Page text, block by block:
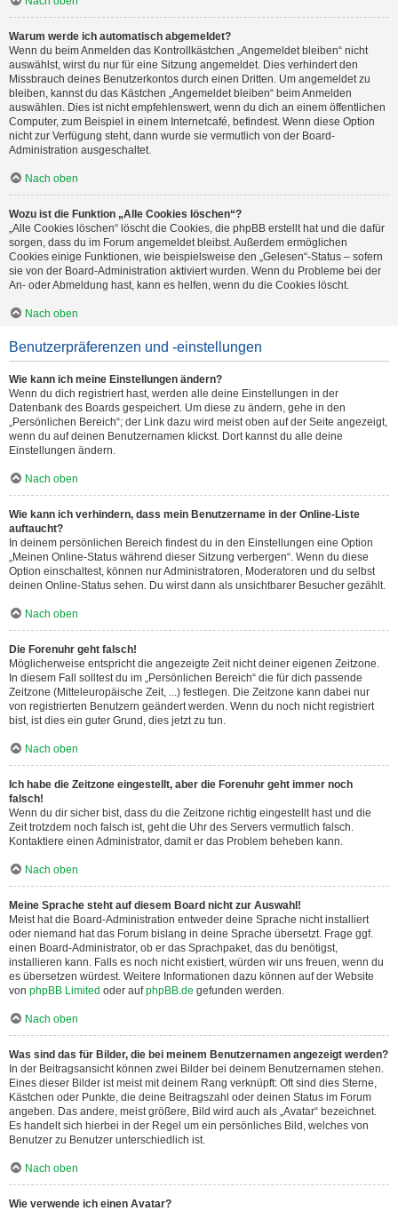
Warum werde ich automatisch abgemeldet?
Wenn du beim Anmelden das Kontrollkästchen „Angemeldet bleiben“ nicht
auswählst, wirst du nur für eine Sitzung angemeldet. Dies verhindert den
Missbrauch deines Benutzerkontos durch einen Dritten. Um angemeldet zu
bleiben, kannst du das Kästchen „Angemeldet bleiben“ beim Anmelden
auswählen. Dies ist nicht empfehlenswert, wenn du dich an einem öffentlichen
Computer, zum Beispiel in einem Internetcafé, befindest. Wenn diese Option
nicht zur Verfügung steht, dann wurde sie vermutlich von der Board-
Administration ausgeschaltet.
Nach oben
Wozu ist die Funktion „Alle Cookies löschen“?
„Alle Cookies löschen“ löscht die Cookies, die phpBB erstellt hat und die dafür
sorgen, dass du im Forum angemeldet bleibst. Außerdem ermöglichen
Cookies einige Funktionen, wie beispielsweise den „Gelesen“-Status – sofern
sie von der Board-Administration aktiviert wurden. Wenn du Probleme bei der
An- oder Abmeldung hast, kann es helfen, wenn du die Cookies löscht.
Nach oben
Benutzerpräferenzen und -einstellungen
Wie kann ich meine Einstellungen ändern?
Wenn du dich registriert hast, werden alle deine Einstellungen in der
Datenbank des Boards gespeichert. Um diese zu ändern, gehe in den
„Persönlichen Bereich“; der Link dazu wird meist oben auf der Seite angezeigt,
wenn du auf deinen Benutzernamen klickst. Dort kannst du alle deine
Einstellungen ändern.
Nach oben
Wie kann ich verhindern, dass mein Benutzername in der Online-Liste
auftaucht?
In deinem persönlichen Bereich findest du in den Einstellungen eine Option
„Meinen Online-Status während dieser Sitzung verbergen“. Wenn du diese
Option einschaltest, können nur Administratoren, Moderatoren und du selbst
deinen Online-Status sehen. Du wirst dann als unsichtbarer Besucher gezählt.
Nach oben
Die Forenuhr geht falsch!
Möglicherweise entspricht die angezeigte Zeit nicht deiner eigenen Zeitzone.
In diesem Fall solltest du im „Persönlichen Bereich“ die für dich passende
Zeitzone (Mitteleuropäische Zeit, ...) festlegen. Die Zeitzone kann dabei nur
von registrierten Benutzern geändert werden. Wenn du noch nicht registriert
bist, ist dies ein guter Grund, dies jetzt zu tun.
Nach oben
Ich habe die Zeitzone eingestellt, aber die Forenuhr geht immer noch
falsch!
Wenn du dir sicher bist, dass du die Zeitzone richtig eingestellt hast und die
Zeit trotzdem noch falsch ist, geht die Uhr des Servers vermutlich falsch.
Kontaktiere einen Administrator, damit er das Problem beheben kann.
Nach oben
Meine Sprache steht auf diesem Board nicht zur Auswahl!
Meist hat die Board-Administration entweder deine Sprache nicht installiert
oder niemand hat das Forum bislang in deine Sprache übersetzt. Frage ggf.
einen Board-Administrator, ob er das Sprachpaket, das du benötigst,
installieren kann. Falls es noch nicht existiert, würden wir uns freuen, wenn du
es übersetzen würdest. Weitere Informationen dazu können auf der Website
von phpBB Limited oder aufphpBB.de gefunden werden.
Nach oben
Was sind das für Bilder, die bei meinem Benutzernamen angezeigt werden?
In der Beitragsansicht können zwei Bilder bei deinem Benutzernamen stehen.
Eines dieser Bilder ist meist mit deinem Rang verknüpft: Oft sind dies Sterne,
Kästchen oder Punkte, die deine Beitragszahl oder deinen Status im Forum
angeben. Das andere, meist größere, Bild wird auch als „Avatar“ bezeichnet.
Es handelt sich hierbei in der Regel um ein persönliches Bild, welches von
Benutzer zu Benutzer unterschiedlich ist.
Nach oben
Wie verwende ich einen Avatar?